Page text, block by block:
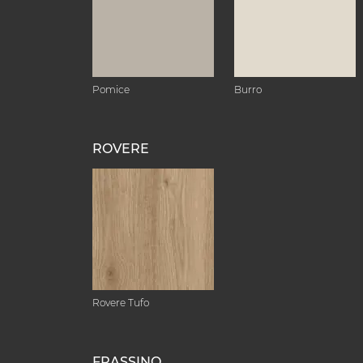
Pomice Burro
ROVERE
Rovere Tufo